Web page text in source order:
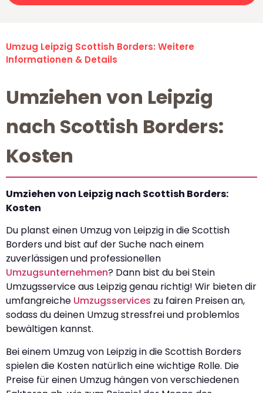
Umzug Leipzig Scottish Borders: Weitere
Informationen & Details
Umziehen von Leipzig
nach Scottish Borders:
Kosten
Umziehen von Leipzig nach Scottish Borders:
Kosten
Du planst einen Umzug von Leipzig in die Scottish
Borders und bist auf der Suche nach einem
zuverlässigen und professionellen
Umzugsunternehmen? Dann bist du bei Stein
Umzugsservice aus Leipzig genau richtig! Wir bieten dir
umfangreiche Umzugsservices zu fairen Preisen an,
sodass du deinen Umzug stressfrei und problemlos
bewältigen kannst.
Bei einem Umzug von Leipzig in die Scottish Borders
spielen die Kosten natürlich eine wichtige Rolle. Die
Preise für einen Umzug hängen von verschiedenen